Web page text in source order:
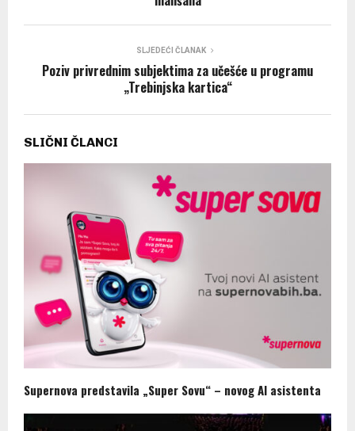
SLJEDEĆI ČLANAK
Poziv privrednim subjektima za učešće u programu
„Trebinjska kartica“
SLIČNI ČLANCI
Supernova predstavila „Super Sovu“ – novog AI asistenta